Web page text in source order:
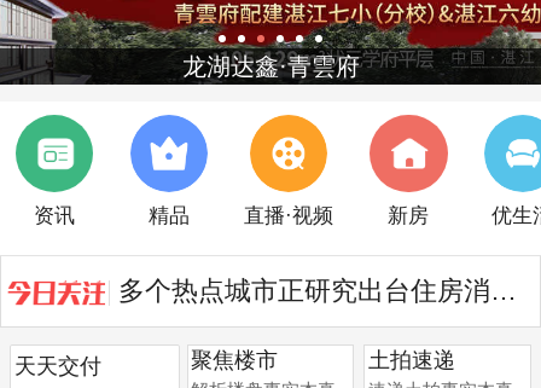
龙湖达鑫·青雲府
资讯 精品 直播·视频 新房 优生
多个热点城市正研究出台住房消费提振举措
天天交付 聚焦楼市 土拍速递